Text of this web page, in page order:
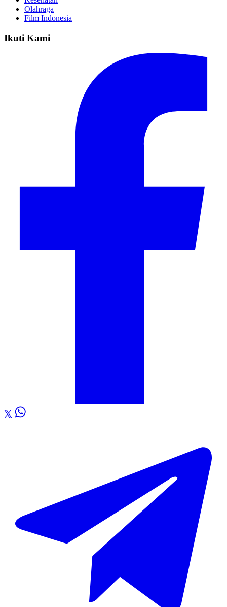
Olahraga
Film Indonesia
Ikuti Kami